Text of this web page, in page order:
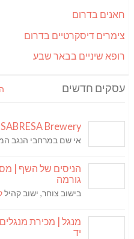
חאנים בדרום
צימרים דיסקרטיים בדרום
רופא שיניים בבאר שבע
עסקים חדשים
SABRESA Brewery מבשלת שיכר | מבשלת בירה
אי שם במרחבי הנגב
הניסים של השף |
גורמה
בישוב צוחר, ישוב קהיל
מנגל | מכירת
יד